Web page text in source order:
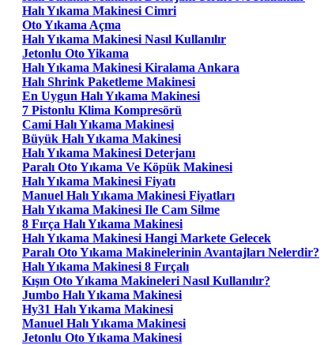
Halı Yıkama Makinesi Cimri
Oto Yıkama Açma
Halı Yıkama Makinesi Nasıl Kullanılır
Jetonlu Oto Yikama
Halı Yıkama Makinesi Kiralama Ankara
Halı Shrink Paketleme Makinesi
En Uygun Halı Yıkama Makinesi
7 Pistonlu Klima Kompresörü
Cami Halı Yıkama Makinesi
Büyük Halı Yıkama Makinesi
Halı Yıkama Makinesi Deterjanı
Paralı Oto Yıkama Ve Köpük Makinesi
Halı Yıkama Makinesi Fiyatı
Manuel Halı Yıkama Makinesi Fiyatları
Halı Yıkama Makinesi Ile Cam Silme
8 Fırça Halı Yıkama Makinesi
Halı Yıkama Makinesi Hangi Markete Gelecek
Paralı Oto Yıkama Makinelerinin Avantajları Nelerdir?
Halı Yıkama Makinesi 8 Fırçalı
Kışın Oto Yıkama Makineleri Nasıl Kullanılır?
Jumbo Halı Yıkama Makinesi
Hy31 Halı Yıkama Makinesi
Manuel Halı Yıkama Makinesi
Jetonlu Oto Yıkama Makinesi